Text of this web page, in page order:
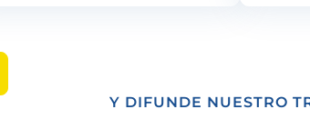
Y DIFUNDE NUESTRO